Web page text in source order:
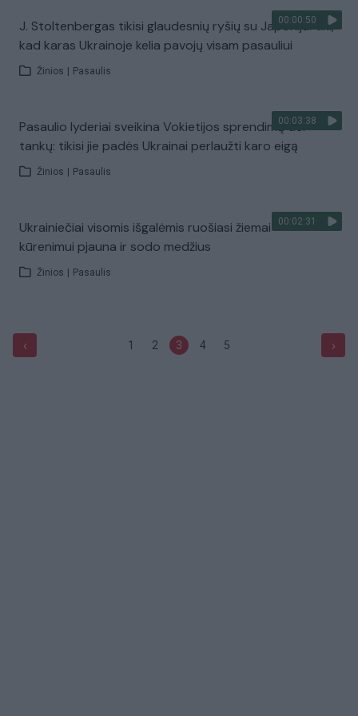
00:00:50
J. Stoltenbergas tikisi glaudesnių ryšių su Japonija: tiki,
kad karas Ukrainoje kelia pavojų visam pasauliui
Žinios Pasaulis
00:03:38
Pasaulio lyderiai sveikina Vokietijos sprendimą dėl
tankų: tikisi jie padės Ukrainai perlaužti karo eigą
Žinios Pasaulis
00:02:31
Ukrainiečiai visomis išgalėmis ruošiasi žiemai –
kūrenimui pjauna ir sodo medžius
Žinios Pasaulis
‹ 1 2 3 4 5 ›